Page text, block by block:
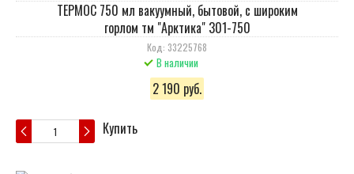
ТЕРМОС 750 мл вакуумный, бытовой, с широким
горлом тм "Арктика" 301-750
Код: 33225768
В наличии
2 190 руб.
Купить